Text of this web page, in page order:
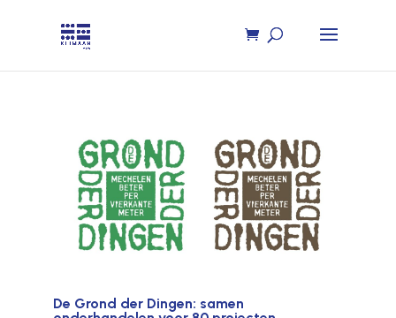
De Grond der Dingen: samen